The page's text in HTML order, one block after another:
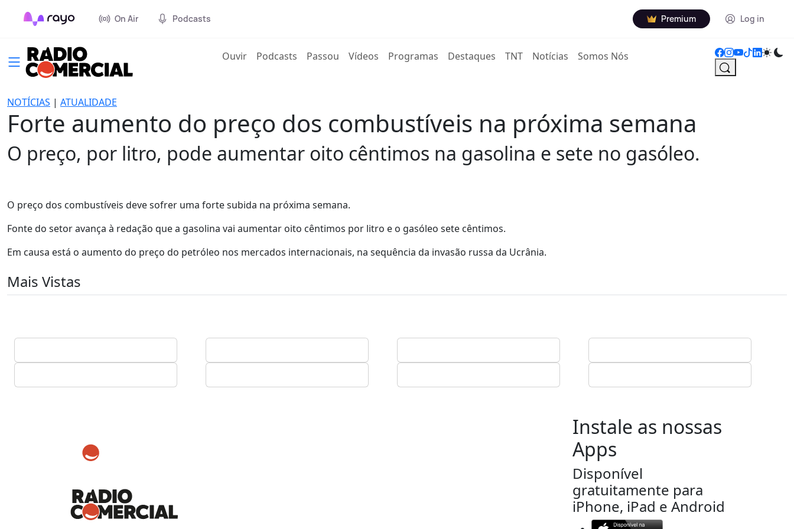
On Air Podcasts Premium Log in
Ouvir(current)
Podcasts Passou Vídeos Programas Destaques TNT Notícias Somos Nós
NOTÍCIAS | ATUALIDADE
Forte aumento do preço dos combustíveis na próxima semana
O preço, por litro, pode aumentar oito cêntimos na gasolina e sete no gasóleo.
O preço dos combustíveis deve sofrer uma forte subida na próxima semana.
Fonte do setor avança à redação que a gasolina vai aumentar oito cêntimos por litro e o gasóleo sete cêntimos.
Em causa está o aumento do preço do petróleo nos mercados internacionais, na sequência da invasão russa da Ucrânia.
Mais Vistas
Instale as nossas
Apps
Disponível
gratuitamente para
iPhone, iPad e Android